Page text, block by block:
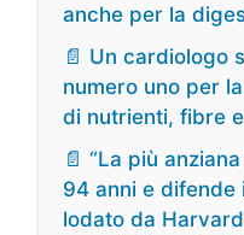
anche per la
📄 Un cardiologo
numero uno per
di nutrienti, fibre
📄 “La più
94 anni e difende
lodato da